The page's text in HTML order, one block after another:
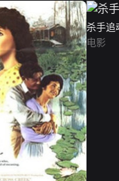
杀手追
电影